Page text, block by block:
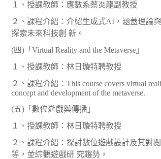
１、授課教師：應數系蔡炎龍副教授
２、課程介紹：介紹生成式AI，涵蓋理論
探索未來科技創 新。
(四)「Virtual Reality and the Metaverse」
１、授課教師：林日璇特聘教授
２、課程介紹：This course covers virtual
concept and development of the metaverse.
(五)「數位遊戲與傳播」
１、授課教師：林日璇特聘教授
２、課程介紹：探討數位遊戲設計及其對
等，並綜觀遊戲研 究趨勢。